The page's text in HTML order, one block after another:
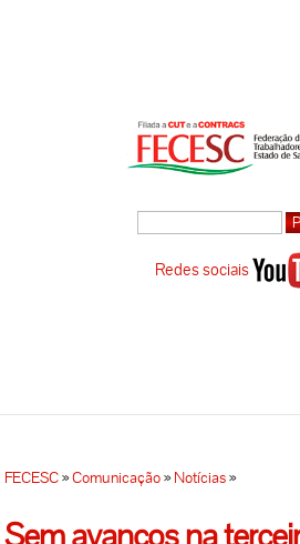
Redes sociais
FECESC»Comunicação»Notícias»